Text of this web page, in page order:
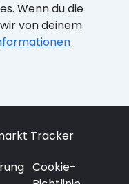
Wenn du die
von deinem
Tracker
Cookie-